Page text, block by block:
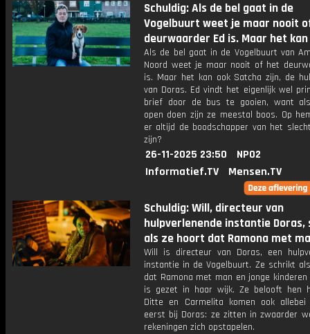
Schuldig: Als de bel gaat in de
Vogelbuurt weet je maar nooit
deurwaarder Ed is. Maar het kan
Als de bel gaat in de Vogelbuurt van
Noord weet je maar nooit of het
is. Maar het kan ook Satcha zijn, de
van Doras. Ed vindt het eigenlijk wel
brief door de bus te gooien, want
open doen zijn ze meestal boos. Op
er altijd de boodschapper van het
zijn?
26-11-2025 23:50
NPO2
Informatief.TV
Mensen.TV
Schuldig: Will, directeur van
hulpverlenende instantie Doras,
als ze hoort dat Ramona met ma
Will is directeur van Doras, een
instantie in de Vogelbuurt. Ze schrikt
dat Ramona met man en jonge
is gezet in haar wijk. Ze belooft hen
Ditte en Carmelita komen ook
eerst bij Doras: ze zitten in zwaarder
rekeningen zich opstapelen.